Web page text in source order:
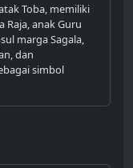
Toba, memiliki
Raja, anak Guru
marga Sagala,
dan
simbol